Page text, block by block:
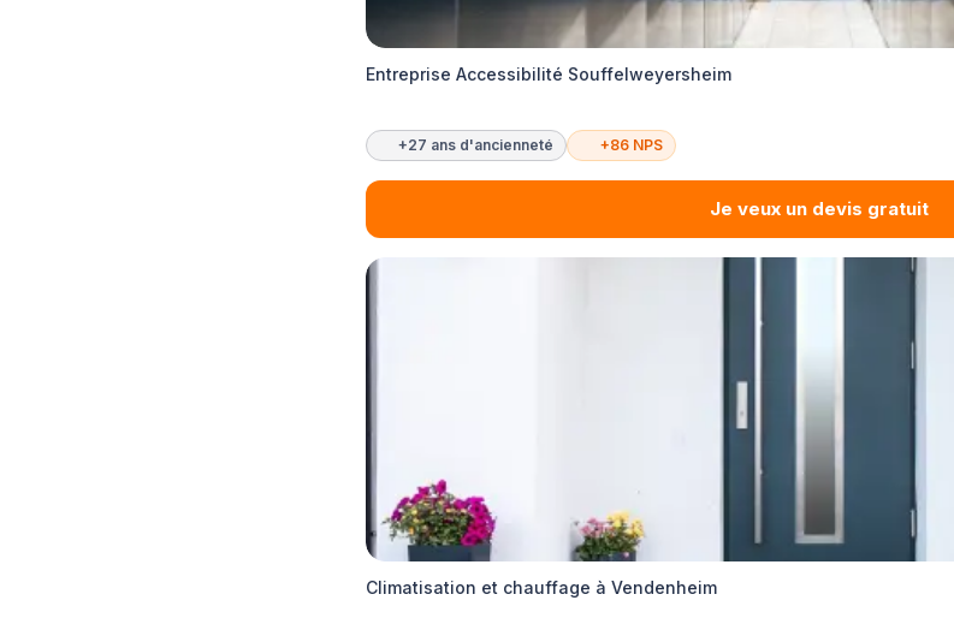
Entreprise Accessibilité Souffelweyersheim
+27 ans d'ancienneté +86 NPS
Je veux un devis gratuit
Climatisation et chauffage à Vendenheim